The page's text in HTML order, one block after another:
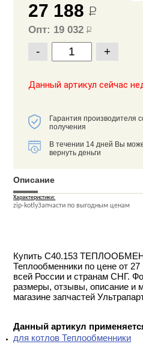
27 188Р
Опт: 19 032Р
- +
Данный артикул сейчас
Гарантия производителя
получения
В течении 14 дней Вы
вернуть деньги
Описание
Характеристики:
zip-kotlyЗапчасти по выгодным ценам
Купить С40.153
Теплообменники по цене от
всей России и странам СНГ.
размеры, отзывы, описание и
магазине запчастей
Данный артикул
для котлов Теплообменники